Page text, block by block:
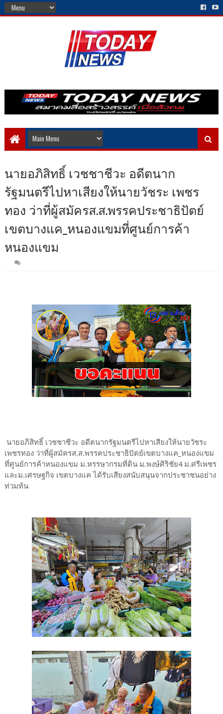
นายอภิสิทธิ์ เวชชาชีวะ อดีตนาก
รัฐมนตรีไปหาเสียงให้นายวัชระ เพชร
ทอง ว่าที่ผู้สมัครส.ส.พรรคประชาธิปัตย์
เขตบางแค_หนองแขมที่ศูนย์การค้า
หนองแขม
นายอภิสิทธิ์ เวชชาชีวะ อดีตนากรัฐมนตรีไปหาเสียงให้นายวัชระ
เพชรทอง ว่าที่ผู้สมัครส.ส.พรรคประชาธิปัตย์เขตบางแค_หนองแขม
ที่ศูนย์การค้าหนองแขม ม.หรรษากรมที่ดิน ม.พงษ์ศิริชัย4 ม.ศรีเพชร
และม.เศรษฐกิจ เขตบางแค ได้รับเสียงสนับสนุนจากประชาชนอย่าง
ท่วมท้น